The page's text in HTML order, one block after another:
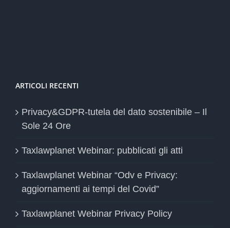
ARTICOLI RECENTI
Privacy&GDPR-tutela del dato sostenibile – Il
Sole 24 Ore
Taxlawplanet Webinar: pubblicati gli atti
Taxlawplanet Webinar “Odv e Privacy:
aggiornamenti ai tempi del Covid”
Taxlawplanet Webinar Privacy Policy